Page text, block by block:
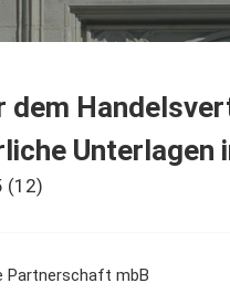
dem
Unterlagen
(12)
Partnerschaft mbB